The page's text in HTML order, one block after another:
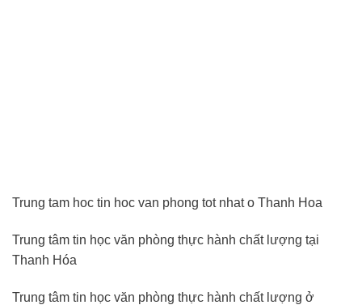
Trung tam hoc tin hoc van phong tot nhat o Thanh Hoa
Trung tâm tin học văn phòng thực hành chất lượng tại
Thanh Hóa
Trung tâm tin học văn phòng thực hành chất lượng ở